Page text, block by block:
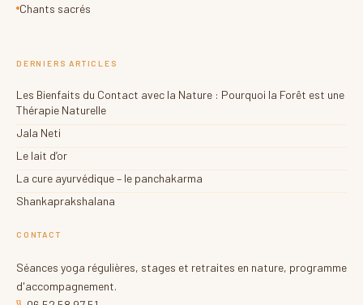
Chants sacrés
DERNIERS ARTICLES
Les Bienfaits du Contact avec la Nature : Pourquoi la Forêt est une
Thérapie Naturelle
Jala Neti
Le lait d’or
La cure ayurvédique – le panchakarma
Shankaprakshalana
CONTACT
Séances yoga régulières, stages et retraites en nature, programme
d'accompagnement.